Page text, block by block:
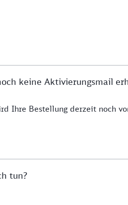
keine Aktivierungsmail
Ihre Bestellung derzeit noch
tun?